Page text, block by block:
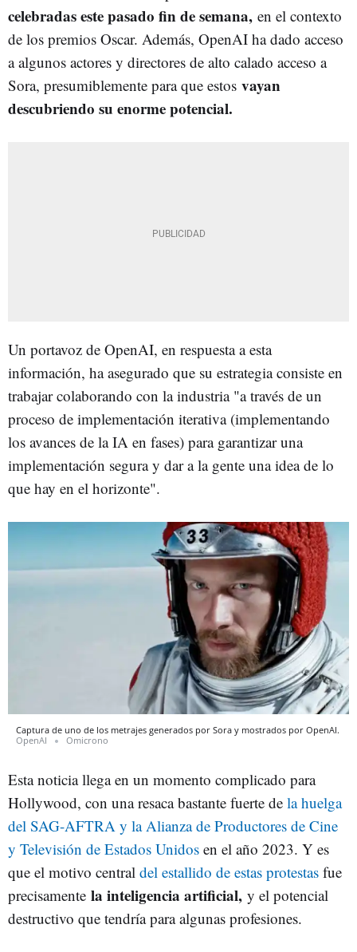
celebradas este pasado fin de semana, en el contexto
de los premios Oscar. Además, OpenAI ha dado acceso
a algunos actores y directores de alto calado acceso a
Sora, presumiblemente para que estos vayan
descubriendo su enorme potencial.
Un portavoz de OpenAI, en respuesta a esta
información, ha asegurado que su estrategia consiste en
trabajar colaborando con la industria "a través de un
proceso de implementación iterativa (implementando
los avances de la IA en fases) para garantizar una
implementación segura y dar a la gente una idea de lo
que hay en el horizonte".
Captura de uno de los metrajes generados por Sora y mostrados por OpenAI.
OpenAI
Omicrono
Esta noticia llega en un momento complicado para
Hollywood, con una resaca bastante fuerte de la huelga
del SAG-AFTRA y la Alianza de Productores de Cine
y Televisión de Estados Unidos en el año 2023. Y es
que el motivo central del estallido de estas protestas fue
precisamente la inteligencia artificial, y el potencial
destructivo que tendría para algunas profesiones.